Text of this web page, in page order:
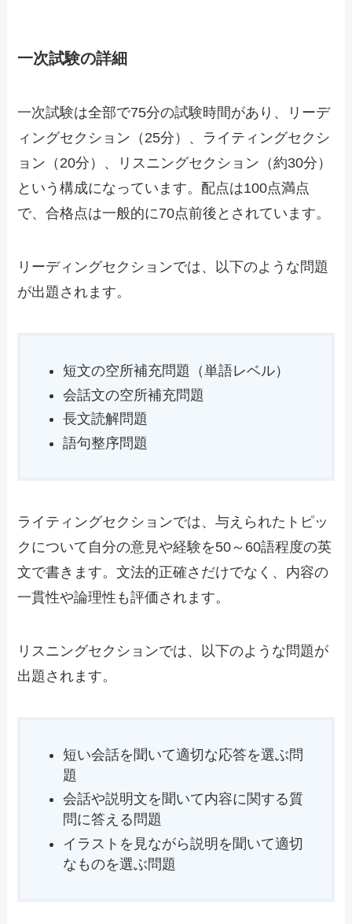
一次試験の詳細
一次試験は全部で75分の試験時間があり、リーデ
ィングセクション（25分）、ライティングセクシ
ョン（20分）、リスニングセクション（約30分）
という構成になっています。配点は100点満点
で、合格点は一般的に70点前後とされています。
リーディングセクションでは、以下のような問題
が出題されます。
短文の空所補充問題（単語レベル）
会話文の空所補充問題
長文読解問題
語句整序問題
ライティングセクションでは、与えられたトピッ
クについて自分の意見や経験を50～60語程度の英
文で書きます。文法的正確さだけでなく、内容の
一貫性や論理性も評価されます。
リスニングセクションでは、以下のような問題が
出題されます。
短い会話を聞いて適切な応答を選ぶ問
題
会話や説明文を聞いて内容に関する質
問に答える問題
イラストを見ながら説明を聞いて適切
なものを選ぶ問題